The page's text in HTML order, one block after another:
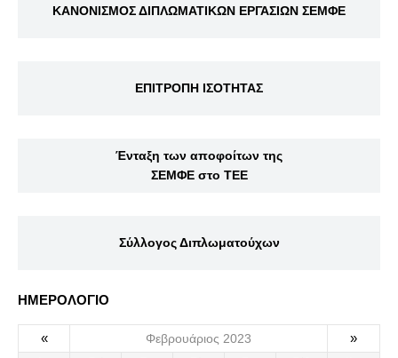
ΚΑΝΟΝΙΣΜΟΣ ΔΙΠΛΩΜΑΤΙΚΩΝ ΕΡΓΑΣΙΩΝ ΣΕΜΦΕ
ΕΠΙΤΡΟΠΗ ΙΣΟΤΗΤΑΣ
Ένταξη των αποφοίτων της
ΣΕΜΦΕ στο ΤΕΕ
Σύλλογος Διπλωματούχων
ΗΜΕΡΟΛΟΓΙΟ
« Φεβρουάριος 2023 »